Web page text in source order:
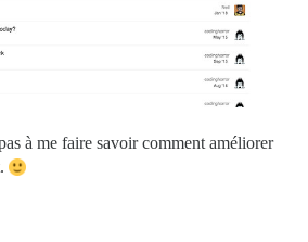
à me faire savoir comment améliorer